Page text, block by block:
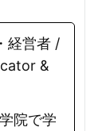
経営者 /
&
院で学